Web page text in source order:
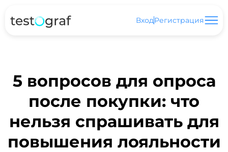
ВходРегистрация
5 вопросов для опроса
после покупки: что
нельзя спрашивать для
повышения лояльности